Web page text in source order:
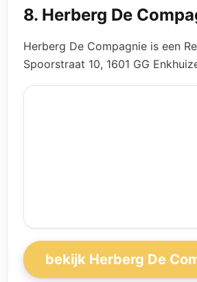
8. Herberg De
Herberg De Compagnie is een
Spoorstraat 10, 1601 GG
bekijk Herberg De